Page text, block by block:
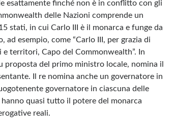
esattamente finché non è in conflitto con gli
delle Nazioni comprende un
stati, in cui Carlo III è il monarca e funge da
esempio, come “Carlo III, per grazia di
e territori, Capo del Commonwealth”. In
proposta del primo ministro locale, nomina il
Il re nomina anche un governatore in
governatore in ciascuna delle
quasi tutto il potere del monarca
reali.